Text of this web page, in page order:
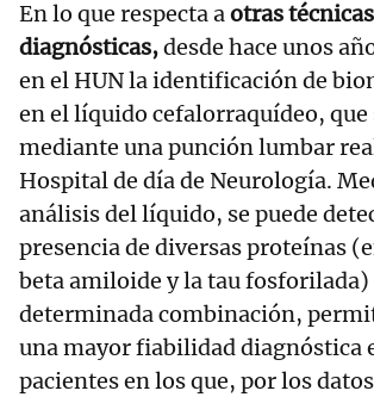
En lo que respecta aotras técnicas
diagnósticas,desde hace unos
en el HUN la identificación de
en el líquido cefalorraquídeo, que
mediante una punción lumbar
Hospital de día de Neurología.
análisis del líquido, se puede
presencia de diversas proteínas
beta amiloide y la tau fosforilada)
determinada combinación,
una mayor fiabilidad diagnóstica
pacientes en los que, por los